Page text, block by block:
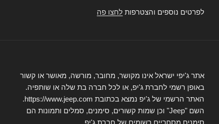
לפרטים נוספים והצטרפות לחצו פה
אתר ג'יפי ישראל אינו מקושר, מחובר, מורשה, מאושר או קשור
באופן רשמי לחברת ג'יפ, או לכל חברה בת שלה או שותפיה.
האתר הרשמי של ג'יפ נמצא בכתובת https://www.jeep.com.
השם "Jeep" וכן שמות קשורים, סימנים, סמלים ותמונות הם
סימנים מסחריים רשומים של חברת ג'יפ.